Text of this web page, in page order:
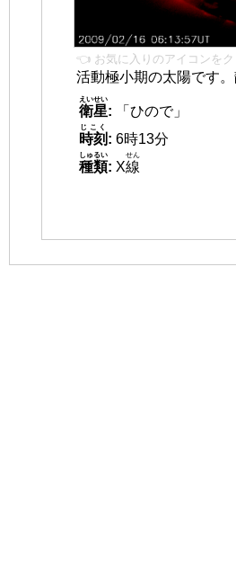
👈 お気に入りのアイコンをク
活動極小期の太陽です。
衛星
えいせい
:
「ひので」
時刻
じこく
: 6時13分
種類
しゅるい
: X線
せん